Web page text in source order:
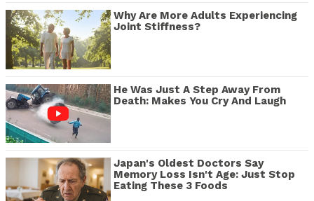
Why Are More Adults Experiencing
Joint Stiffness?
He Was Just A Step Away From
Death: Makes You Cry And Laugh
Japan's Oldest Doctors Say
Memory Loss Isn't Age: Just Stop
Eating These 3 Foods